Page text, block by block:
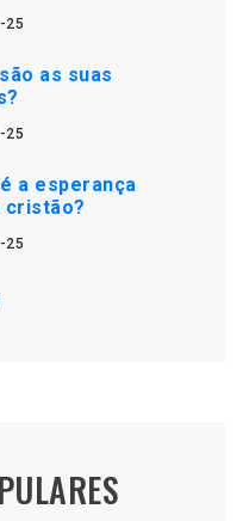
25
as suas
25
a esperança
cristão?
25